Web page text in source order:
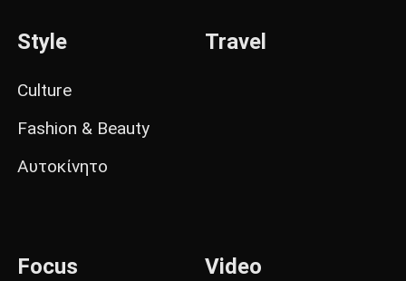
Style
Culture
Fashion & Beauty
Αυτοκίνητο
Travel
Focus Video